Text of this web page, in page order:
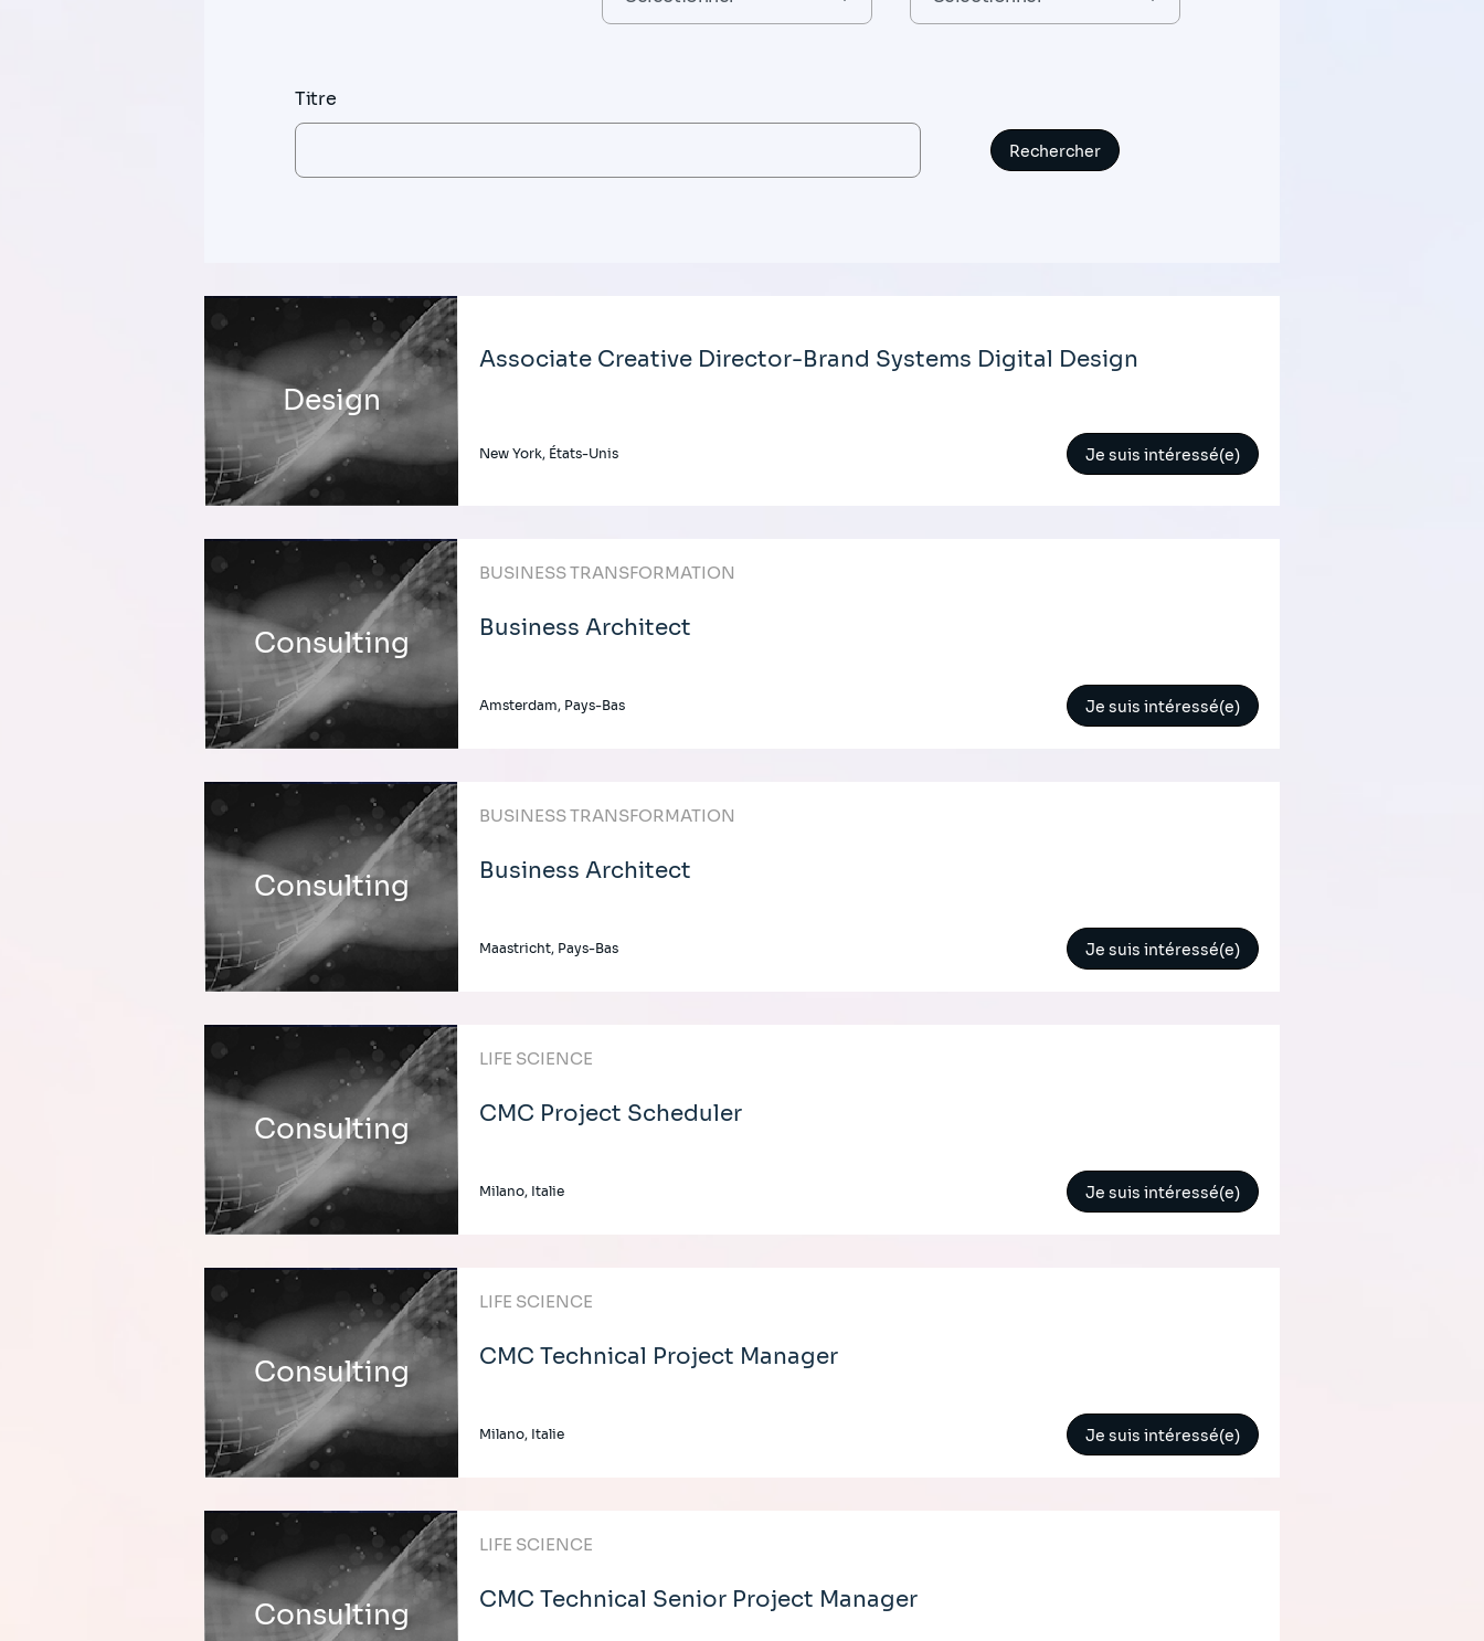
Titre
Design
Associate Creative Director-Brand Systems Digital Design
New York, États-Unis Je suis intéressé(e)
Consulting
BUSINESS TRANSFORMATION
Business Architect
Amsterdam, Pays-Bas Je suis intéressé(e)
Consulting
BUSINESS TRANSFORMATION
Business Architect
Maastricht, Pays-Bas Je suis intéressé(e)
Consulting
LIFE SCIENCE
CMC Project Scheduler
Milano, Italie Je suis intéressé(e)
Consulting
LIFE SCIENCE
CMC Technical Project Manager
Milano, Italie Je suis intéressé(e)
Consulting
LIFE SCIENCE
CMC Technical Senior Project Manager